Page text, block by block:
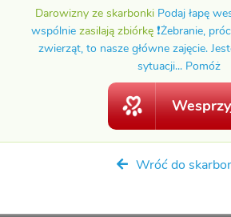
Darowizny ze skarbonki Podaj łapę
wspólnie zasilają zbiórkę ❗️Żebranie,
zwierząt, to nasze główne zajęcie.
sytuacji... Pomóż
Wróć do